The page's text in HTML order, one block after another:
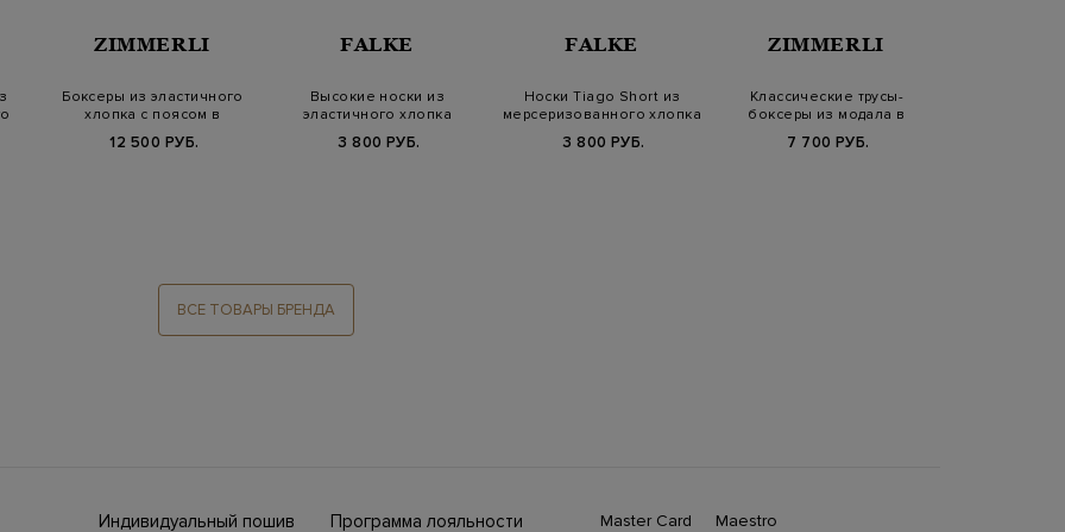
ZIMMERLI
Боксеры из эластичного
хлопка с поясом в
12 500 РУБ.
FALKE
Высокие носки из
эластичного хлопка
3 800 РУБ.
FALKE
Носки Tiago Short из
мерсеризованного хлопка
3 800 РУБ.
ZIMMERLI
Классические трусы-
боксеры из модала в
7 700 РУБ.
ВСЕ ТОВАРЫ БРЕНДА
Индивидуальный пошив Программа лояльности
Master Card
Maestro